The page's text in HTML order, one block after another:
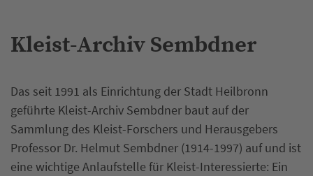
Kleist-Archiv Sembdner
Das seit 1991 als Einrichtung der Stadt Heilbronn
geführte Kleist-Archiv Sembdner baut auf der
Sammlung des Kleist-Forschers und Herausgebers
Professor Dr. Helmut Sembdner (1914-1997) auf und ist
eine wichtige Anlaufstelle für Kleist-Interessierte: Ein